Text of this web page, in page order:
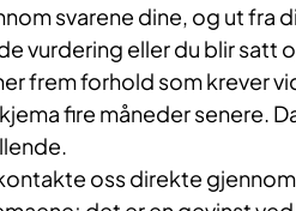
svarene dine, og ut fra
vurdering eller du blir satt
frem forhold som krever
fire måneder senere.
oss direkte